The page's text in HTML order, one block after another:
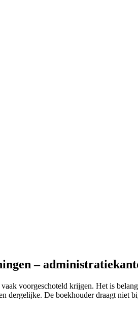
–
voorgeschoteld krijgen. Het is
dergelijke. De boekhouder draagt niet